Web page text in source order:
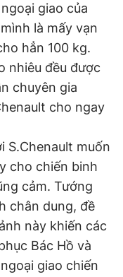
giao của
là mấy vạn
hẳn 100 kg.
nhiêu đều được
chuyên gia
cho ngay
S.Chenault muốn
cho chiến binh
cảm. Tướng
chân dung, đề
này khiến các
Bác Hồ và
giao chiến